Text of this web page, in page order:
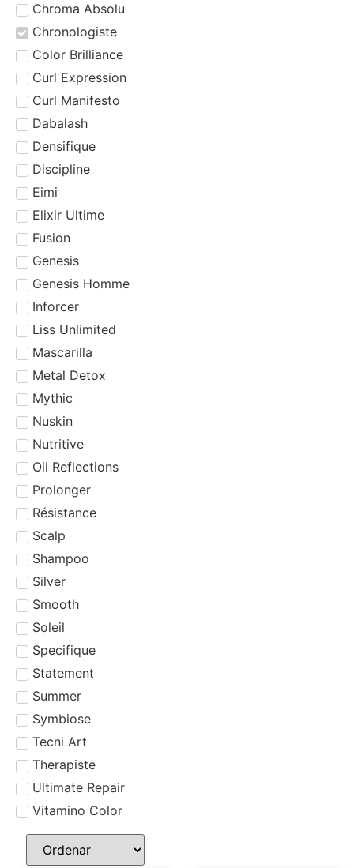
Chroma Absolu
Chronologiste
Color Brilliance
Curl Expression
Curl Manifesto
Dabalash
Densifique
Discipline
Eimi
Elixir Ultime
Fusion
Genesis
Genesis Homme
Inforcer
Liss Unlimited
Mascarilla
Metal Detox
Mythic
Nuskin
Nutritive
Oil Reflections
Prolonger
Résistance
Scalp
Shampoo
Silver
Smooth
Soleil
Specifique
Statement
Summer
Symbiose
Tecni Art
Therapiste
Ultimate Repair
Vitamino Color